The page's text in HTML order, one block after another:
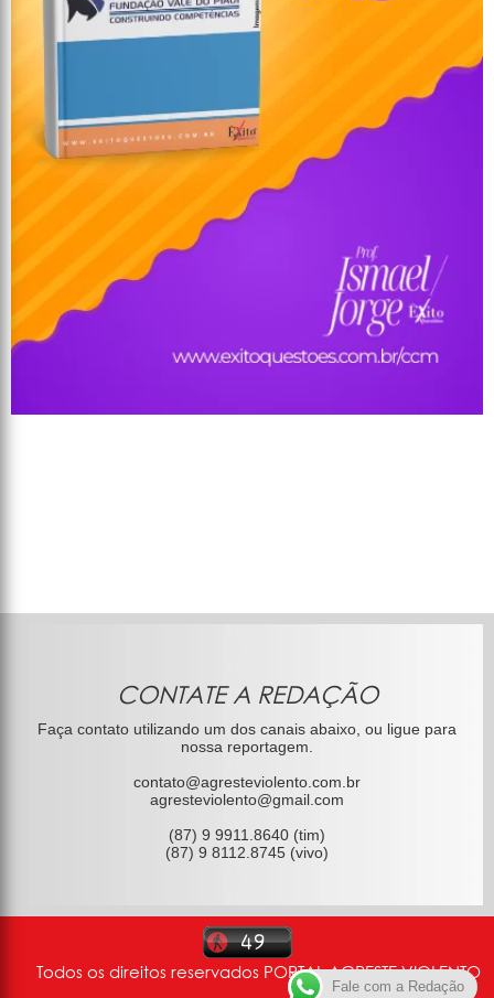
CONTATE A REDAÇÃO
Faça contato utilizando um dos canais abaixo, ou ligue para
nossa reportagem.
contato@agresteviolento.com.br
agresteviolento@gmail.com
(87) 9 9911.8640 (tim)
(87) 9 8112.8745 (vivo)
Todos os direitos reservados PORTAL AGRESTE VIOLENTO
Fale com a Redação